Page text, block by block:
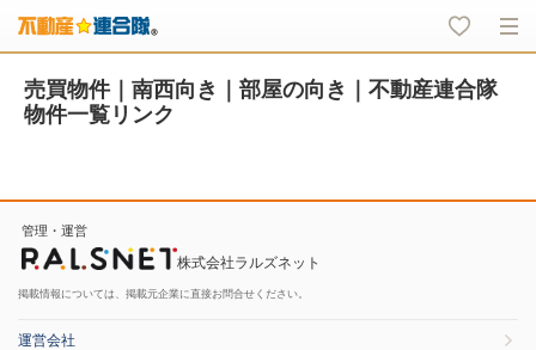
売買物件｜南西向き｜部屋の向き｜不動産連合隊
物件一覧リンク
管理・運営
株式会社ラルズネット
掲載情報については、掲載元企業に直接お問合せください。
運営会社